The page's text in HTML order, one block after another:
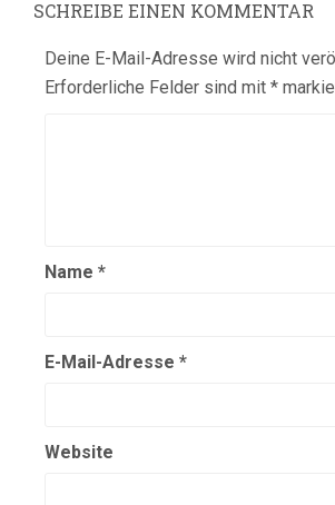
SCHREIBE EINEN KOMMENTAR
Deine E-Mail-Adresse wird nicht
Erforderliche Felder sind mit *
Name *
E-Mail-Adresse *
Website